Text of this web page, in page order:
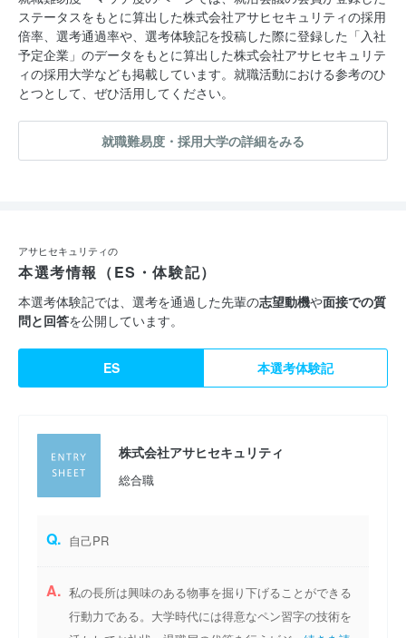
ステータスをもとに算出した株式会社アサヒセキュリティの採用
倍率、選考通過率や、選考体験記を投稿した際に登録した「入社
予定企業」のデータをもとに算出した株式会社アサヒセキュリテ
ィの採用大学なども掲載しています。就職活動における参考のひ
とつとして、ぜひ活用してください。
就職難易度・採用大学の詳細をみる
アサヒセキュリティの
本選考情報（ES・体験記）
本選考体験記では、選考を通過した先輩の志望動機や面接での質
問と回答を公開しています。
ES 本選考体験記
株式会社アサヒセキュリティ
総合職
Q. 自己PR
A. 私の長所は興味のある物事を掘り下げることができる
行動力である。大学時代には得意なペン習字の技術を